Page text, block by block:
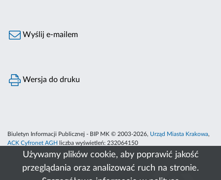
Używamy plików cookie, aby poprawić jakość
przeglądania oraz analizować ruch na stronie.
Wyślij e-mailem
Wersja do druku
Biuletyn Informacji Publicznej - BIP MK © 2003-2026, Urząd Miasta Krakowa,
ACK Cyfronet AGH
liczba wyświetleń: 232064150